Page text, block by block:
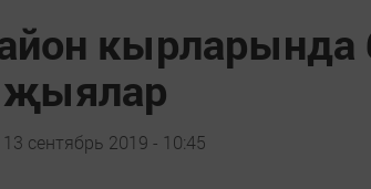
кырларында
13 сентябрь 2019 - 10:45